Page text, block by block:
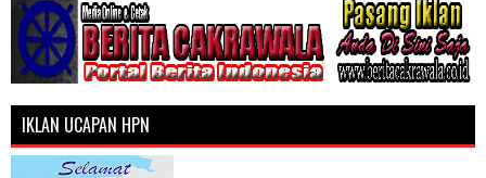
IKLAN UCAPAN HPN